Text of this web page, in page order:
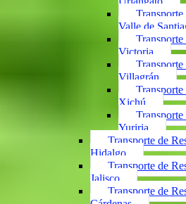
Transporte
Valle de
Transporte
Victoria
Transporte
Villagrán
Transporte
Xichú
Transporte
Yuriria
Transporte de
Hidalgo
Transporte de
Jalisco
Transporte de